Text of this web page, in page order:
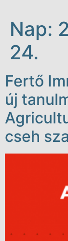
Nap:
24.
Fertő
új
cseh